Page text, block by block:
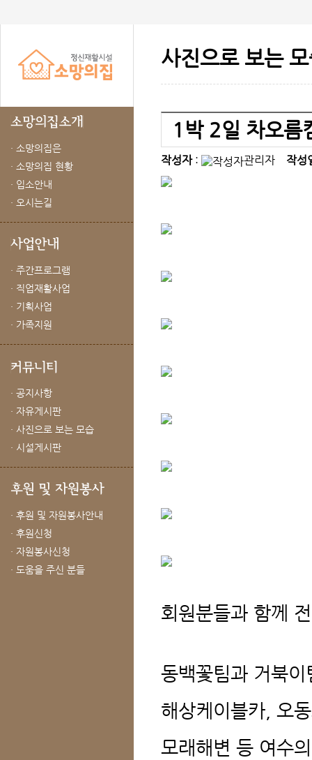
· 소망의집은
· 소망의집 현황
· 입소안내
· 오시는길
· 주간프로그램
· 직업재활사업
· 기획사업
· 가족지원
· 공지사항
· 자유게시판
· 사진으로 보는 모습
· 시설게시판
· 후원 및 자원봉사안내
· 후원신청
· 자원봉사신청
· 도움을 주신 분들
사진으로 보는
1박 2일 차오
작성자: 관리자 작성
회원분들과 함께
동백꽃팀과 거북
해상케이블카, 오
모래해변 등 여수